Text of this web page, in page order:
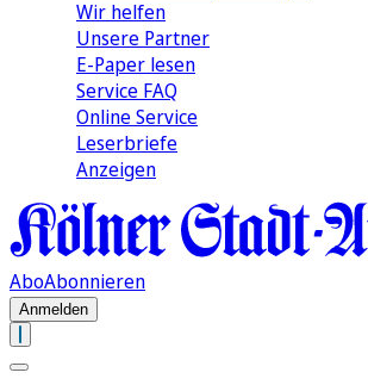
Wir helfen
Unsere Partner
E-Paper lesen
Service FAQ
Online Service
Leserbriefe
Anzeigen
AboAbonnieren
Anmelden